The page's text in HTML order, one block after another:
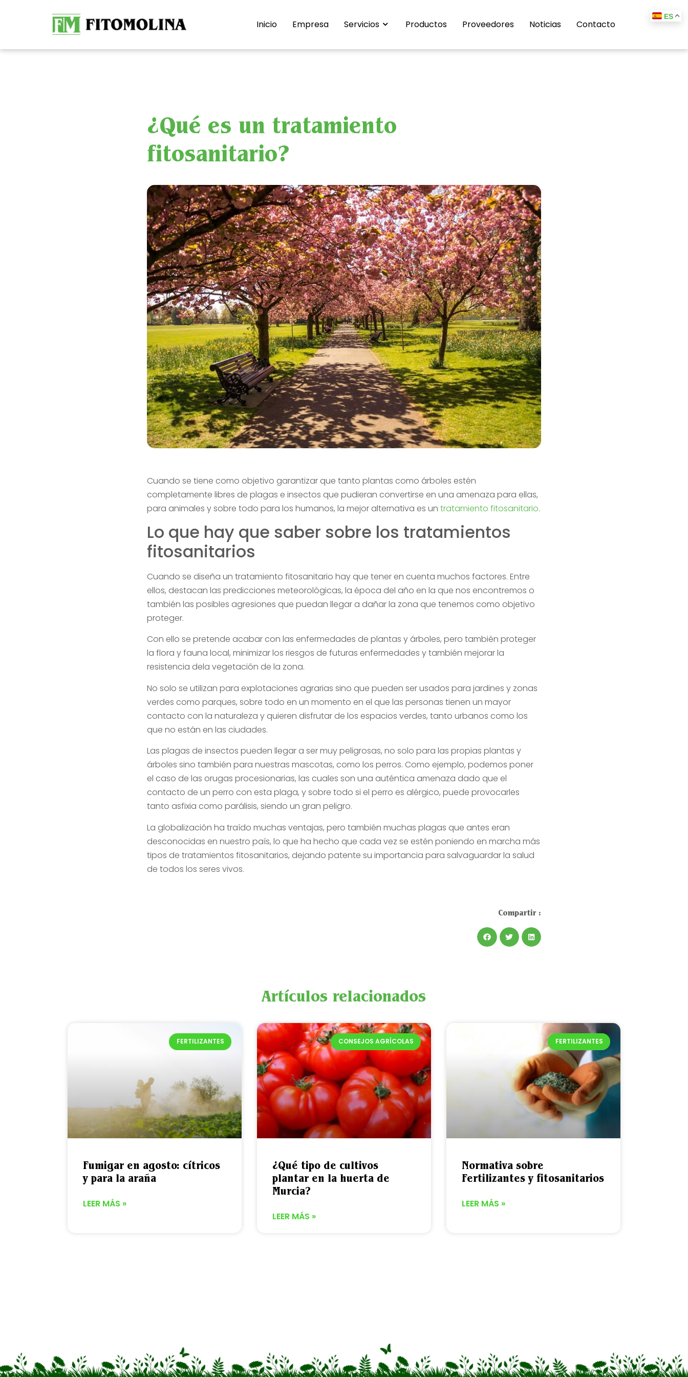
Inicio Empresa Servicios Productos Proveedores Noticias Contacto
¿Qué es un tratamiento
fitosanitario?
Cuando se tiene como objetivo garantizar que tanto plantas como árboles estén
completamente libres de plagas e insectos que pudieran convertirse en una amenaza para ellas,
para animales y sobre todo para los humanos, la mejor alternativa es un tratamiento fitosanitario.
Lo que hay que saber sobre los tratamientos
fitosanitarios
Cuando se diseña un tratamiento fitosanitario hay que tener en cuenta muchos factores. Entre
ellos, destacan las predicciones meteorológicas, la época del año en la que nos encontremos o
también las posibles agresiones que puedan llegar a dañar la zona que tenemos como objetivo
proteger.
Con ello se pretende acabar con las enfermedades de plantas y árboles, pero también proteger
la flora y fauna local, minimizar los riesgos de futuras enfermedades y también mejorar la
resistencia dela vegetación de la zona.
No solo se utilizan para explotaciones agrarias sino que pueden ser usados para jardines y zonas
verdes como parques, sobre todo en un momento en el que las personas tienen un mayor
contacto con la naturaleza y quieren disfrutar de los espacios verdes, tanto urbanos como los
que no están en las ciudades.
Las plagas de insectos pueden llegar a ser muy peligrosas, no solo para las propias plantas y
árboles sino también para nuestras mascotas, como los perros. Como ejemplo, podemos poner
el caso de las orugas procesionarias, las cuales son una auténtica amenaza dado que el
contacto de un perro con esta plaga, y sobre todo si el perro es alérgico, puede provocarles
tanto asfixia como parálisis, siendo un gran peligro.
La globalización ha traído muchas ventajas, pero también muchas plagas que antes eran
desconocidas en nuestro país, lo que ha hecho que cada vez se estén poniendo en marcha más
tipos de tratamientos fitosanitarios, dejando patente su importancia para salvaguardar la salud
de todos los seres vivos.
Compartir :
Artículos relacionados
FERTILIZANTES
Fumigar en agosto: cítricos
y para la araña
LEER MÁS »
CONSEJOS AGRÍCOLAS
¿Qué tipo de cultivos
plantar en la huerta de
Murcia?
LEER MÁS »
FERTILIZANTES
Normativa sobre
Fertilizantes y fitosanitarios
LEER MÁS »
ES